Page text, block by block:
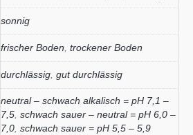
sonnig
frischer Boden trockener Boden
durchlässig gut durchlässig
neutral – schwach alkalisch = pH 7,1 –
7,5 schwach sauer – neutral = pH 6,0 –
7,0 schwach sauer = pH 5,5 – 5,9